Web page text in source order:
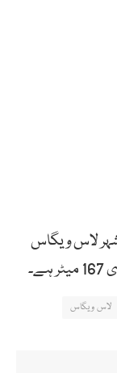
لاس ویگاس
لاس ویگاس